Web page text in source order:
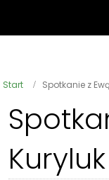
Start Spotkanie z
Kuryluk